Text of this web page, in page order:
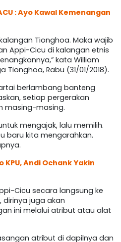
: Ayo Kawal Kemenangan
Tionghoa. Maka wajib
Appi-Cicu di kalangan etnis
kata William
Rabu (31/01/2018).
berlambang banteng
setiap pergerakan
masing-masing.
mengajak, lalu memilih.
baru kita mengarahkan.
KPU, Andi Ochank Yakin
Cicu secara langsung ke
juga akan
ini melalui atribut atau alat
atribut di dapilnya dan